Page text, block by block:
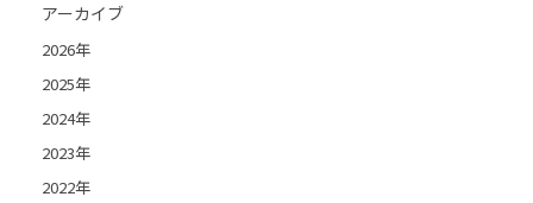
アーカイブ
2026年
2025年
2024年
2023年
2022年